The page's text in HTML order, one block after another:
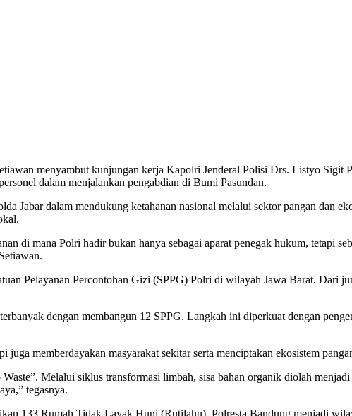
menyambut kunjungan kerja Kapolri Jenderal Polisi Drs. Listyo Sigit
dalam menjalankan pengabdian di Bumi Pasundan.
Jabar dalam mendukung ketahanan nasional melalui sektor pangan dan
di mana Polri hadir bukan hanya sebagai aparat penegak hukum, tetapi
Pelayanan Percontohan Gizi (SPPG) Polri di wilayah Jawa Barat. Dari
dengan membangun 12 SPPG. Langkah ini diperkuat dengan
juga memberdayakan masyarakat sekitar serta menciptakan ekosistem
Melalui siklus transformasi limbah, sisa bahan organik diolah
tegasnya.
133 Rumah Tidak Layak Huni (Rutilahu). Polresta Bandung menjadi